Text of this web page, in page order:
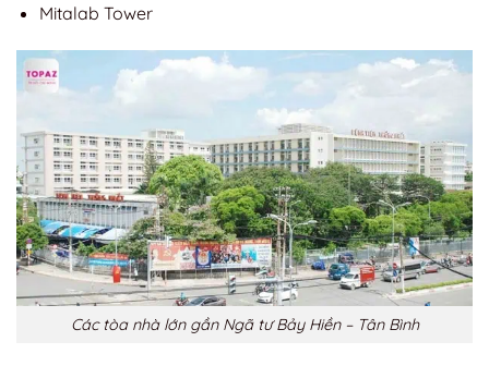
Mitalab Tower
Các tòa nhà lớn gần Ngã tư Bảy Hiền – Tân Bình